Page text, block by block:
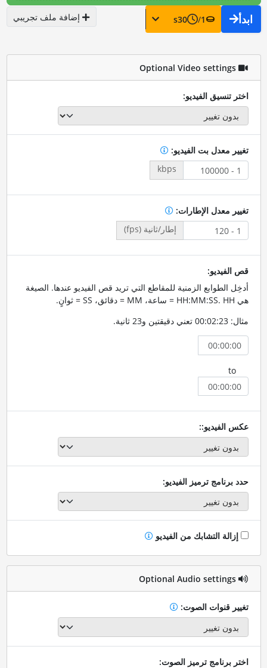
ابدأ 1
/
30
s إضافة ملف تجريبي
Optional Video settings
اختر تنسيق الفيديو:
تغيير معدل بت الفيديو:
kbps
تغيير معدل الإطارات:
إطار/ثانية (fps)
قص الفيديو:
أدخِل الطوابع الزمنية للمقاطع التي تريد قص الفيديو عندها. الصيغة
هي HH:MM:SS. HH = ساعة، MM = دقائق، SS = ثوانٍ.
مثال: 00:02:23 تعني دقيقتين و23 ثانية.
to
عكس الفيديو::
حدد برنامج ترميز الفيديو:
إزالة التشابك من الفيديو
Optional Audio settings
تغيير قنوات الصوت:
اختر برنامج ترميز الصوت: